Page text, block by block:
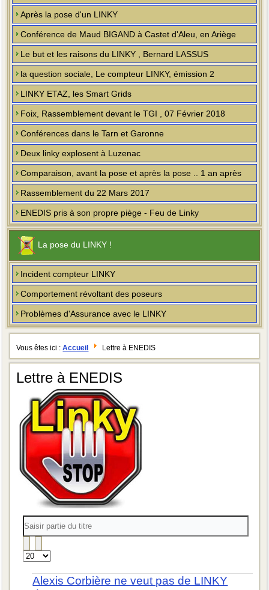
Après la pose d'un LINKY
Conférence de Maud BIGAND à Castet d'Aleu, en Ariège
Le but et les raisons du LINKY , Bernard LASSUS
la question sociale, Le compteur LINKY, émission 2
LINKY ETAZ, les Smart Grids
Foix, Rassemblement devant le TGI , 07 Février 2018
Conférences dans le Tarn et Garonne
Deux linky explosent à Luzenac
Comparaison, avant la pose et après la pose .. 1 an après
Rassemblement du 22 Mars 2017
ENEDIS pris à son propre piège - Feu de Linky
La pose du LINKY !
Incident compteur LINKY
Comportement révoltant des poseurs
Problèmes d'Assurance avec le LINKY
Vous êtes ici :Accueil Lettre à ENEDIS
Lettre à ENEDIS
Saisir
partie
du
Affichage
#
Alexis Corbière ne veut pas de LINKY